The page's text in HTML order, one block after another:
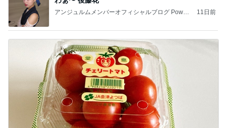
アンジュルムメンバーオフィシャルブログ Power
11日前